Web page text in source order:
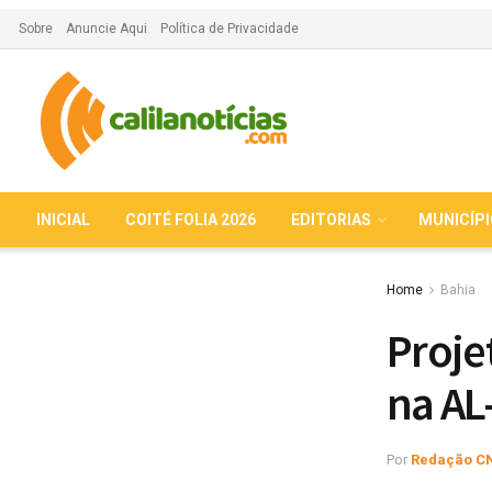
Sobre Anuncie Aqui Política de Privacidade
INICIAL COITÉ FOLIA 2026 EDITORIAS
Home Bahia
na
Por Redação